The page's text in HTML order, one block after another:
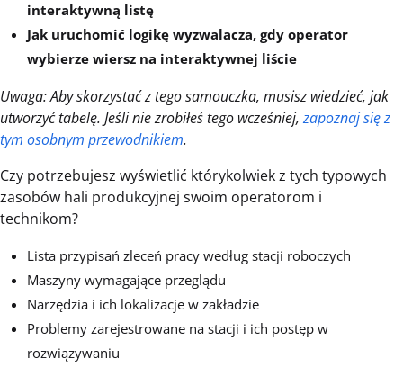
interaktywną listę
Jak uruchomić logikę wyzwalacza, gdy operator
wybierze wiersz na interaktywnej liście
Uwaga: Aby skorzystać z tego samouczka, musisz wiedzieć, jak
utworzyć tabelę. Jeśli nie zrobiłeś tego wcześniej,zapoznaj się z
tym osobnym przewodnikiem.
Czy potrzebujesz wyświetlić którykolwiek z tych typowych
zasobów hali produkcyjnej swoim operatorom i
technikom?
Lista przypisań zleceń pracy według stacji roboczych
Maszyny wymagające przeglądu
Narzędzia i ich lokalizacje w zakładzie
Problemy zarejestrowane na stacji i ich postęp w
rozwiązywaniu